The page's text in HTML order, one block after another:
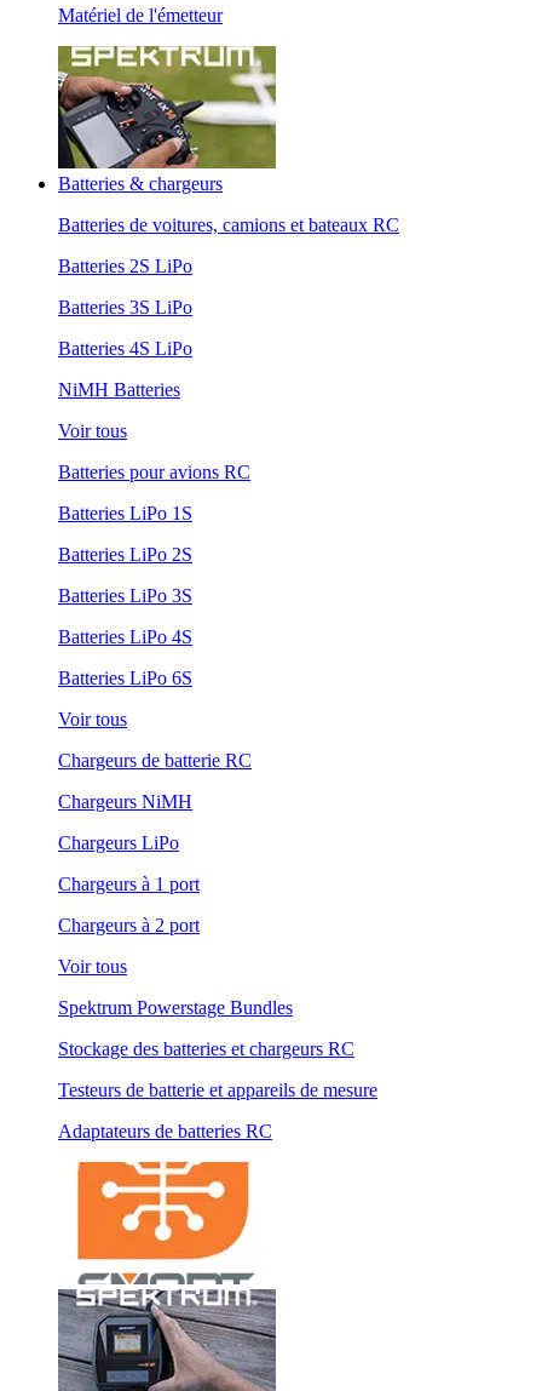
Matériel de l'émetteur
Batteries & chargeurs
Batteries de voitures, camions et bateaux RC
Batteries 2S LiPo
Batteries 3S LiPo
Batteries 4S LiPo
NiMH Batteries
Voir tous
Batteries pour avions RC
Batteries LiPo 1S
Batteries LiPo 2S
Batteries LiPo 3S
Batteries LiPo 4S
Batteries LiPo 6S
Voir tous
Chargeurs de batterie RC
Chargeurs NiMH
Chargeurs LiPo
Chargeurs à 1 port
Chargeurs à 2 port
Voir tous
Spektrum Powerstage Bundles
Stockage des batteries et chargeurs RC
Testeurs de batterie et appareils de mesure
Adaptateurs de batteries RC